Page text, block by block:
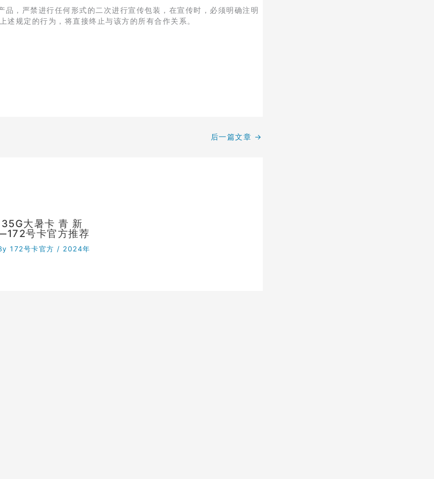
品，严禁进行任何形式的二次进行宣传包装，在宣传时，必须明确注明
规定的行为，将直接终止与该方的所有合作关系。
后一篇文章 →
大暑卡 青 新
号卡官方推荐
172号卡官方 / 2024年